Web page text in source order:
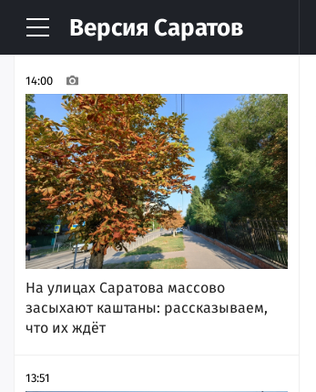
Версия Саратов
НОВОСТИ АРХИВ
14:00
На улицах Саратова массово
засыхают каштаны: рассказываем,
что их ждёт
13:51